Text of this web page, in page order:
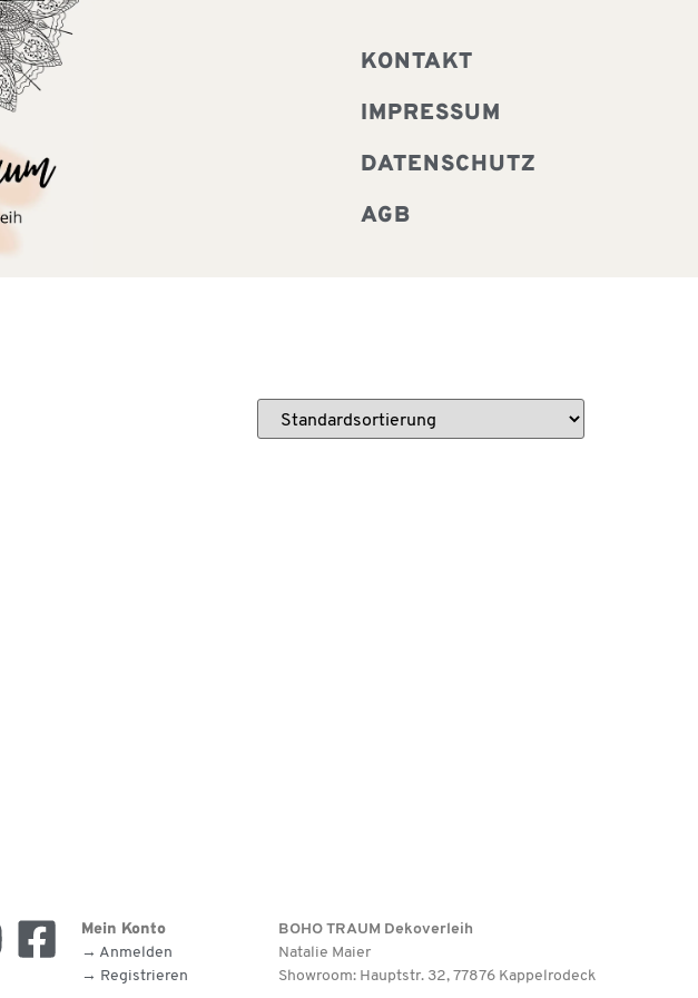
KONTAKT
IMPRESSUM
DATENSCHUTZ
AGB
Mein Konto
→ Anmelden
→ Registrieren
BOHO TRAUM Dekoverleih
Natalie Maier
Showroom: Hauptstr. 32, 77876 Kappelrodeck